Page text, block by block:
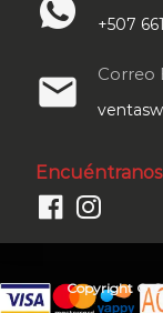
+507
email Correo
Copyright ©